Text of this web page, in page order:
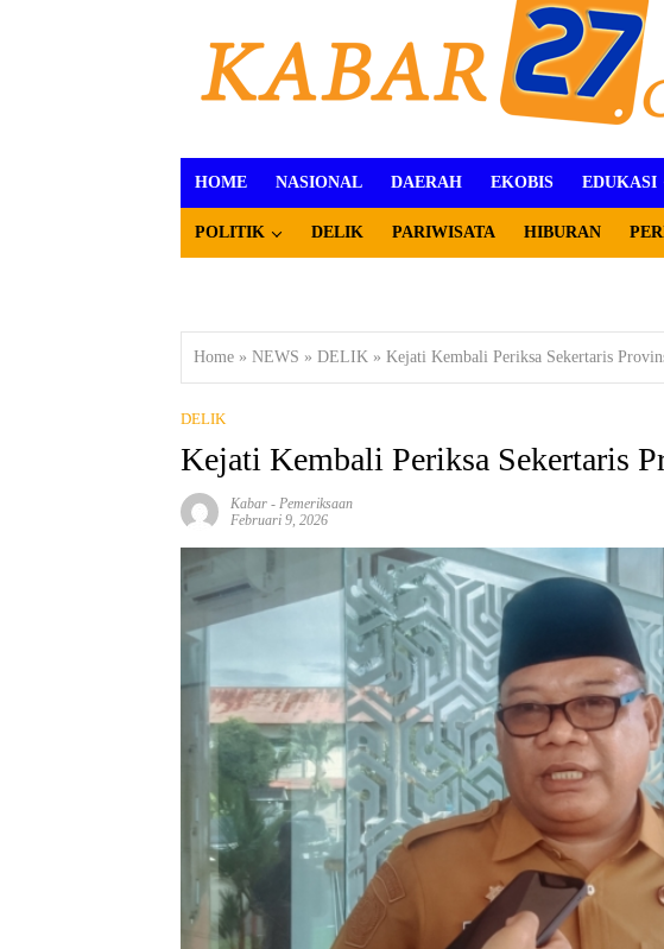
HOME NASIONAL DAERAH EKOBIS EDUKASI
POLITIK DELIK PARIWISATA HIBURAN
Home » NEWS » DELIK » Kejati Kembali Periksa Sekertaris
DELIK
Kejati Kembali Periksa Sekertaris
Kabar - Pemeriksaan
Februari 9, 2026